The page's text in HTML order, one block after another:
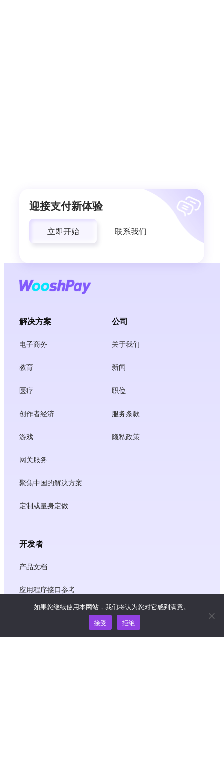
迎接支付新体验
立即开始 联系我们
解决方案
电子商务
教育
医疗
创作者经济
游戏
网关服务
聚焦中国的解决方案
定制或量身定做
公司
关于我们
新闻
职位
服务条款
隐私政策
开发者
产品文档
应用程序接口参考
JS SDK 参考资料
如果您继续使用本网站，我们将认为您对它感到满意。
接受
拒绝